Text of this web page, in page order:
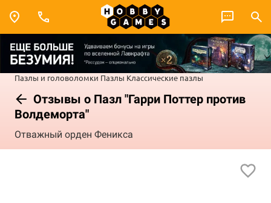
Пазлы и головоломки Пазлы Классические пазлы
Отзывы о Пазл "Гарри Поттер против
Волдеморта"
Отважный орден Феникса